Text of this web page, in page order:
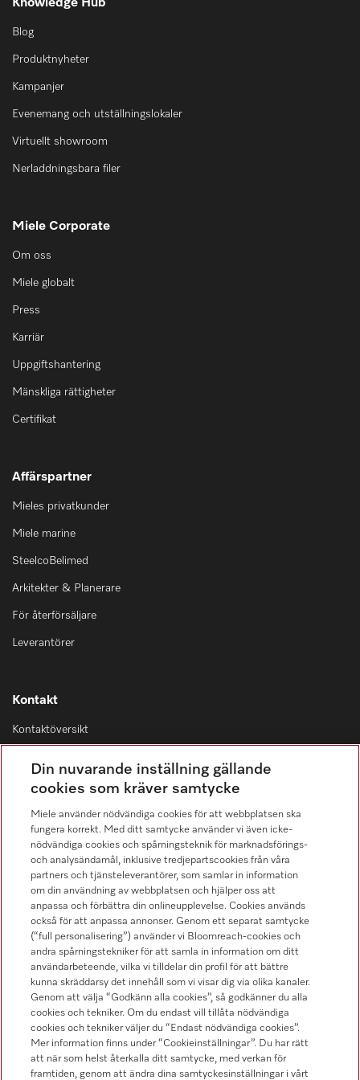
Knowledge Hub
Blog
Produktnyheter
Kampanjer
Evenemang och utställningslokaler
Virtuellt showroom
Nerladdningsbara filer
Miele Corporate
Om oss
Miele globalt
Press
Karriär
Uppgiftshantering
Mänskliga rättigheter
Certifikat
Affärspartner
Mieles privatkunder
Miele marine
SteelcoBelimed
Arkitekter & Planerare
För återförsäljare
Leverantörer
Kontakt
Kontaktöversikt
08-562 29 800
Hitta återförsäljare
Följ Miele Professional
Integritetspolicy
Din nuvarande inställning gällande
cookies som kräver samtycke
Miele använder nödvändiga cookies för att webbplatsen ska
fungera korrekt. Med ditt samtycke använder vi även icke-
nödvändiga cookies och spårningsteknik för marknadsförings-
och analysändamål, inklusive tredjepartscookies från våra
partners och tjänsteleverantörer, som samlar in information
om din användning av webbplatsen och hjälper oss att
anpassa och förbättra din onlineupplevelse. Cookies används
också för att anpassa annonser. Genom ett separat samtycke
(“full personalisering”) använder vi Bloomreach-cookies och
andra spårningstekniker för att samla in information om ditt
användarbeteende, vilka vi tilldelar din profil för att bättre
kunna skräddarsy det innehåll som vi visar dig via olika kanaler.
Genom att välja “Godkänn alla cookies”, så godkänner du alla
cookies och tekniker. Om du endast vill tillåta nödvändiga
cookies och tekniker väljer du “Endast nödvändiga cookies”.
Mer information finns under “Cookieinställningar”. Du har rätt
att när som helst återkalla ditt samtycke, med verkan för
framtiden, genom att ändra dina samtyckesinställningar i vårt